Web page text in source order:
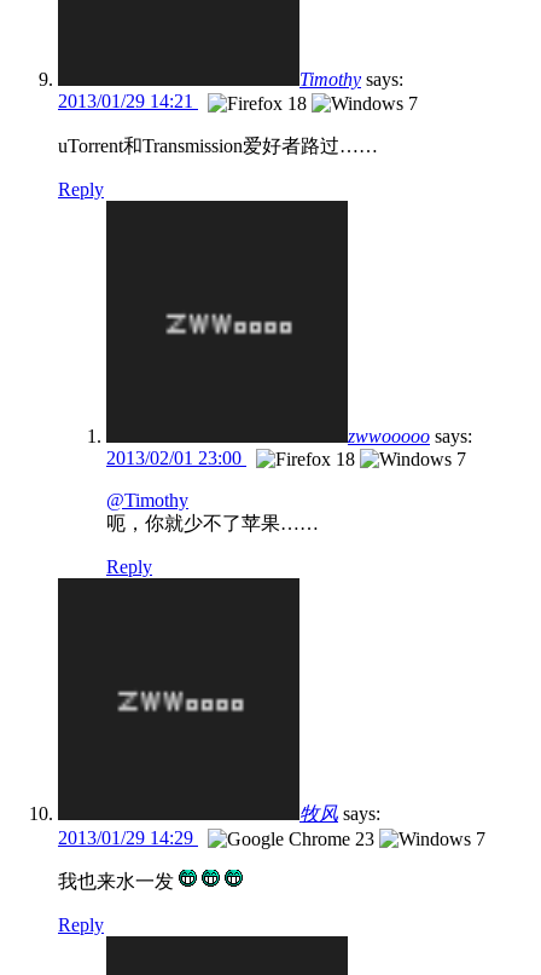
Timothy says:
2013/01/29 14:21
uTorrent和Transmission爱好者路过……
Reply
zwwooooo says:
2013/02/01 23:00
@Timothy
呃，你就少不了苹果……
Reply
牧风 says:
2013/01/29 14:29
我也来水一发
Reply